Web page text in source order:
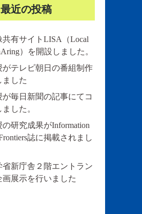
最近の投稿
共有サイトLISA（Local
）を開設しました。
がテレビ朝日の番組制作
ました
が毎日新聞の記事にてコ
した。
研究成果がInformation
誌に掲載されまし
省新庁舎２階エントラン
画展示を行いました